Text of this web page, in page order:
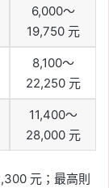
6,000～
19,750 元
8,100～
22,250 元
11,400～
28,000 元
元；最高則